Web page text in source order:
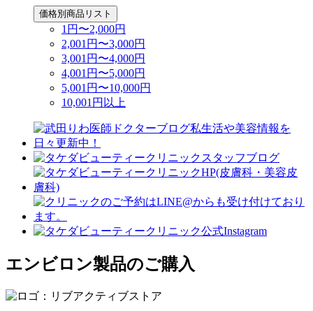
価格別商品リスト
1円〜2,000円
2,001円〜3,000円
3,001円〜4,000円
4,001円〜5,000円
5,001円〜10,000円
10,001円以上
エンビロン製品のご購入